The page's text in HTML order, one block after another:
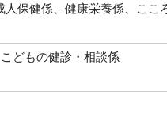
保健係、健康栄養係、ここ
どもの健診・相談係